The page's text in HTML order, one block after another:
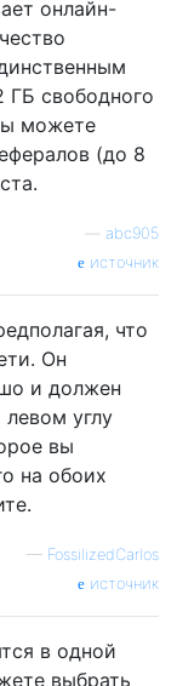
онлайн-
ГБ свободного
можете
(до 8
abc905
источник
что
Он
и должен
левом углу
вы
на обоих
— FossilizedCarlos
источник
в одной
выбрать